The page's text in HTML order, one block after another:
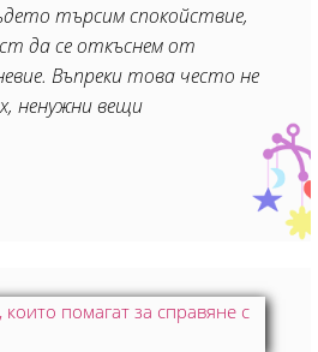
търсим спокойствие,
да се откъснем от
Въпреки това често не
ненужни вещи